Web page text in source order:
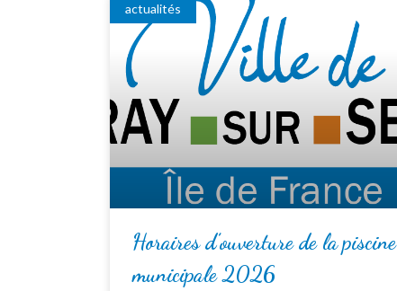
actualités
Horaires d’ouverture de la piscine
municipale 2026